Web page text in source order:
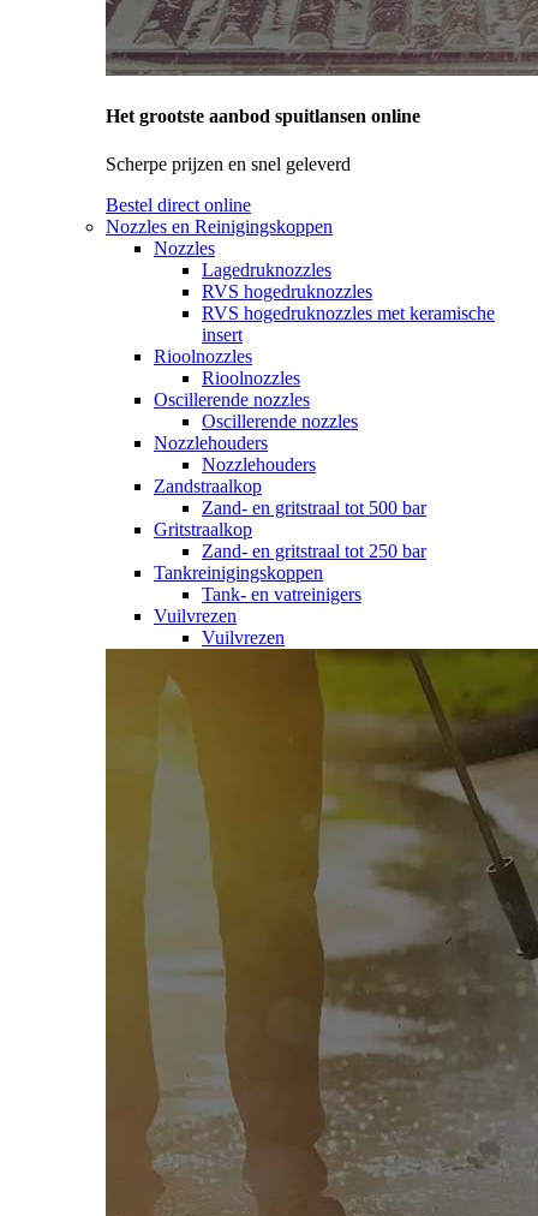
Het grootste aanbod spuitlansen online
Scherpe prijzen en snel geleverd
Bestel direct online
Nozzles en Reinigingskoppen
Nozzles
Lagedruknozzles
RVS hogedruknozzles
RVS hogedruknozzles met keramische
insert
Rioolnozzles
Rioolnozzles
Oscillerende nozzles
Oscillerende nozzles
Nozzlehouders
Nozzlehouders
Zandstraalkop
Zand- en gritstraal tot 500 bar
Gritstraalkop
Zand- en gritstraal tot 250 bar
Tankreinigingskoppen
Tank- en vatreinigers
Vuilvrezen
Vuilvrezen